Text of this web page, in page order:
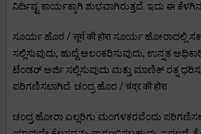
ನಿರ್ದಿಷ್ಟ ಕಾರ್ಯಕ್ಕಾಗಿ ಶುಭವಾಗಿರುತ್ತದೆ. ಇದು ಈ
ಸೂರ್ಯ ಹೊರ / सूर्य की होरा ಸೂರ್ಯ ಹೋರಾದಲ್ಲಿ
ಸಲ್ಲಿಸುವುದು, ಹುದ್ದೆ ಅಲಂಕರಿಸುವುದು, ಉನ್ನತ
ಟೆಂಡರ್ ಅರ್ಜಿ ಸಲ್ಲಿಸುವುದು ಮತ್ತು ಮಾಣಿಕ್ ರತ್ನ
ಪರಿಗಣಿಸಲಾಗಿದೆ. ಚಂದ್ರ ಹೊರ / चंद्र की होरा
ಚಂದ್ರ ಹೋರಾ ಎಲ್ಲರಿಗು ಮಂಗಳಕರವೆಂದು